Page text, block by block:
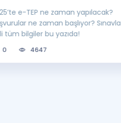
e-TEP ne zaman yapılacak?
ne zaman başlıyor? Sınavla
tüm bilgiler bu yazıda!
0 4647